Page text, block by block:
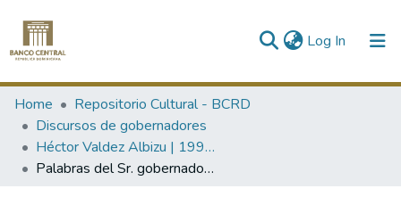
Log In (current)
Communities & Collections
All of DSpace
Statistics
Home
Repositorio Cultural - BCRD
Discursos de gobernadores
Héctor Valdez Albizu | 1994-2000 / 2004-
Palabras del Sr. gobernador del Banco Central, licenciado Héctor Valdez Albizu, en la cena en honor del Dr. Enrique Iglesias, presidente saliente del BID, Santo Domingo, 10 de septiembre de 2005